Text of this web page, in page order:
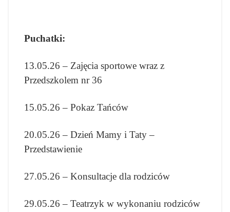
Puchatki:
13.05.26 – Zajęcia sportowe wraz z
Przedszkolem nr 36
15.05.26 – Pokaz Tańców
20.05.26 – Dzień Mamy i Taty –
Przedstawienie
27.05.26 – Konsultacje dla rodziców
29.05.26 – Teatrzyk w wykonaniu rodziców